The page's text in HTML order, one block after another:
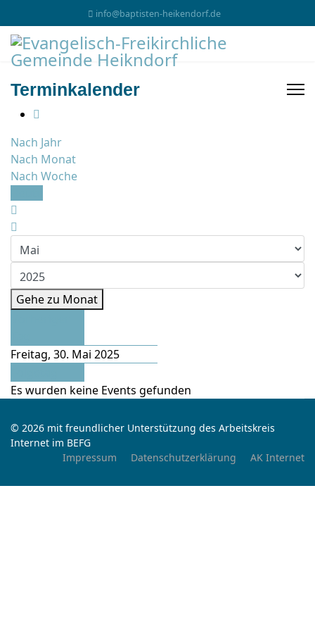
info@baptisten-heikendorf.de
Terminkalender
Nach Jahr
Nach Monat
Nach Woche
Gehe zu Monat
Freitag, 30. Mai 2025
Es wurden keine Events gefunden
© 2026 mit freundlicher Unterstützung des Arbeitskreis
Internet im BEFG
Impressum
Datenschutzerklärung AK Internet